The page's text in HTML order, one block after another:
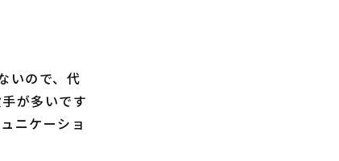
いので、代
が多いです
ニケーショ